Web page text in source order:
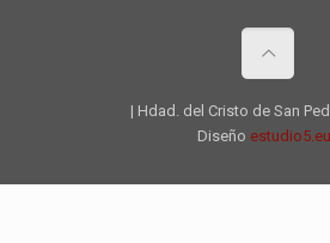
| Hdad. del Cristo de San
Diseño estudio5.eu